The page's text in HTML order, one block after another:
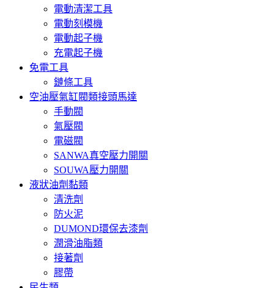
電動清潔工具
電動刻模機
電動起子機
充電起子機
免電工具
鏈條工具
空油壓氣缸閥類接頭馬達
手動閥
氣壓閥
電磁閥
SANWA真空壓力開關
SOUWA壓力開關
液狀油劑黏類
清洗劑
防火泥
DUMOND環保去漆劑
潤滑油脂類
接著劑
膠帶